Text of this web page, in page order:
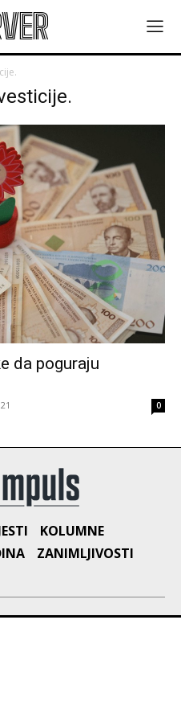
da poguraju
0
KOLUMNE
ZANIMLJIVOSTI